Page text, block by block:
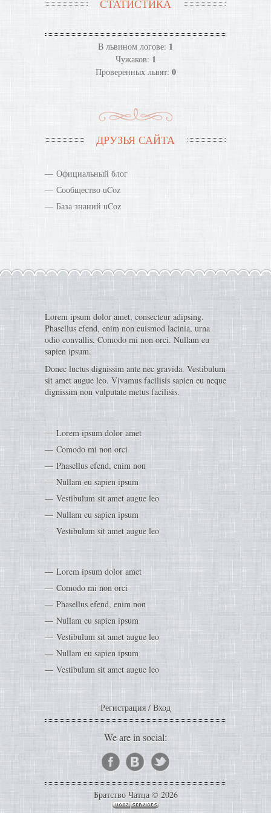
СТАТИСТИКА
В львином логове: 1
Чужаков: 1
Проверенных львят: 0
ДРУЗЬЯ САЙТА
Официальный блог
Сообщество uCoz
База знаний uCoz
Lorem ipsum dolor amet, consecteur adipsing.
Phasellus efend, enim non euismod lacinia, urna
odio convallis, Comodo mi non orci. Nullam eu
sapien ipsum.
Donec luctus dignissim ante nec gravida. Vestibulum
sit amet augue leo. Vivamus facilisis sapien eu neque
dignissim non vulputate metus facilisis.
Lorem ipsum dolor amet
Comodo mi non orci
Phasellus efend, enim non
Nullam eu sapien ipsum
Vestibulum sit amet augue leo
Nullam eu sapien ipsum
Vestibulum sit amet augue leo
Lorem ipsum dolor amet
Comodo mi non orci
Phasellus efend, enim non
Nullam eu sapien ipsum
Vestibulum sit amet augue leo
Nullam eu sapien ipsum
Vestibulum sit amet augue leo
Регистрация/ Вход
We are in social:
Братство Чатца © 2026